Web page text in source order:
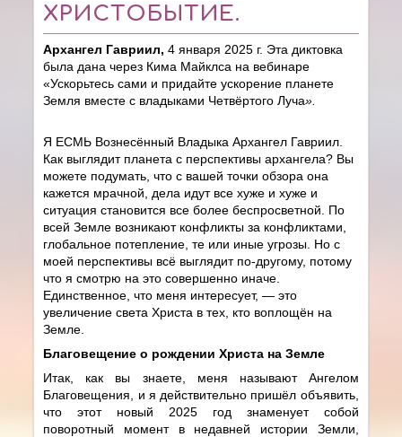
ХРИСТОБЫТИЕ.
Архангел Гавриил, 4 января 2025 г. Эта диктовка
была дана через Кима Майклса на вебинаре
«Ускорьтесь сами и придайте ускорение планете
Земля вместе с владыками Четвёртого Луча».
Я ЕСМЬ Вознесённый Владыка Архангел Гавриил.
Как выглядит планета с перспективы архангела? Вы
можете подумать, что с вашей точки обзора она
кажется мрачной, дела идут все хуже и хуже и
ситуация становится все более беспросветной. По
всей Земле возникают конфликты за конфликтами,
глобальное потепление, те или иные угрозы. Но с
моей перспективы всё выглядит по-другому, потому
что я смотрю на это совершенно иначе.
Единственное, что меня интересует, — это
увеличение света Христа в тех, кто воплощён на
Земле.
Благовещение о рождении Христа на Земле
Итак, как вы знаете, меня называют Ангелом
Благовещения, и я действительно пришёл объявить,
что этот новый 2025 год знаменует собой
поворотный момент в недавней истории Земли,